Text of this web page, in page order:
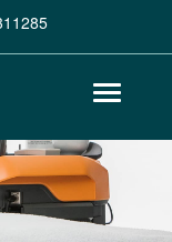
Toggle